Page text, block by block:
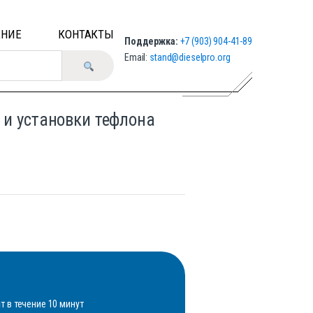
КОНТАКТЫ
Поддержка: +7 (903) 904-41-89
Email: stand@dieselpro.org
установки тефлона
в течение 10 минут